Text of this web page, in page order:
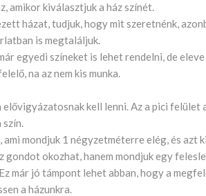
amikor kiválasztjuk a ház színét.
házat, tudjuk, hogy mit szeretnénk,
is megtaláljuk.
egyedi színeket is lehet rendelni, de
na az nem kis munka.
kell lenni. Az a pici felület
szín.
mondjuk 1 négyzetméterre elég, és azt
gondot okozhat, hanem mondjuk egy
már jó támpont lehet abban, hogy a
a házunkra.